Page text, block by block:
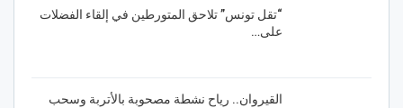
“تقل تونس” تلاحق المتورطين في إلقاء الفضلات
على…
القيروان.. رياح نشطة مصحوبة بالأتربة وسحب